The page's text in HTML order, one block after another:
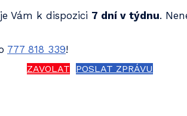
Vám k dispozici 7 dní v týdnu.
777 818 339!
ZAVOLAT POSLAT ZPRÁVU